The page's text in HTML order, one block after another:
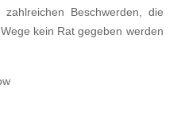
Beschwerden, die
kein Rat gegeben werden